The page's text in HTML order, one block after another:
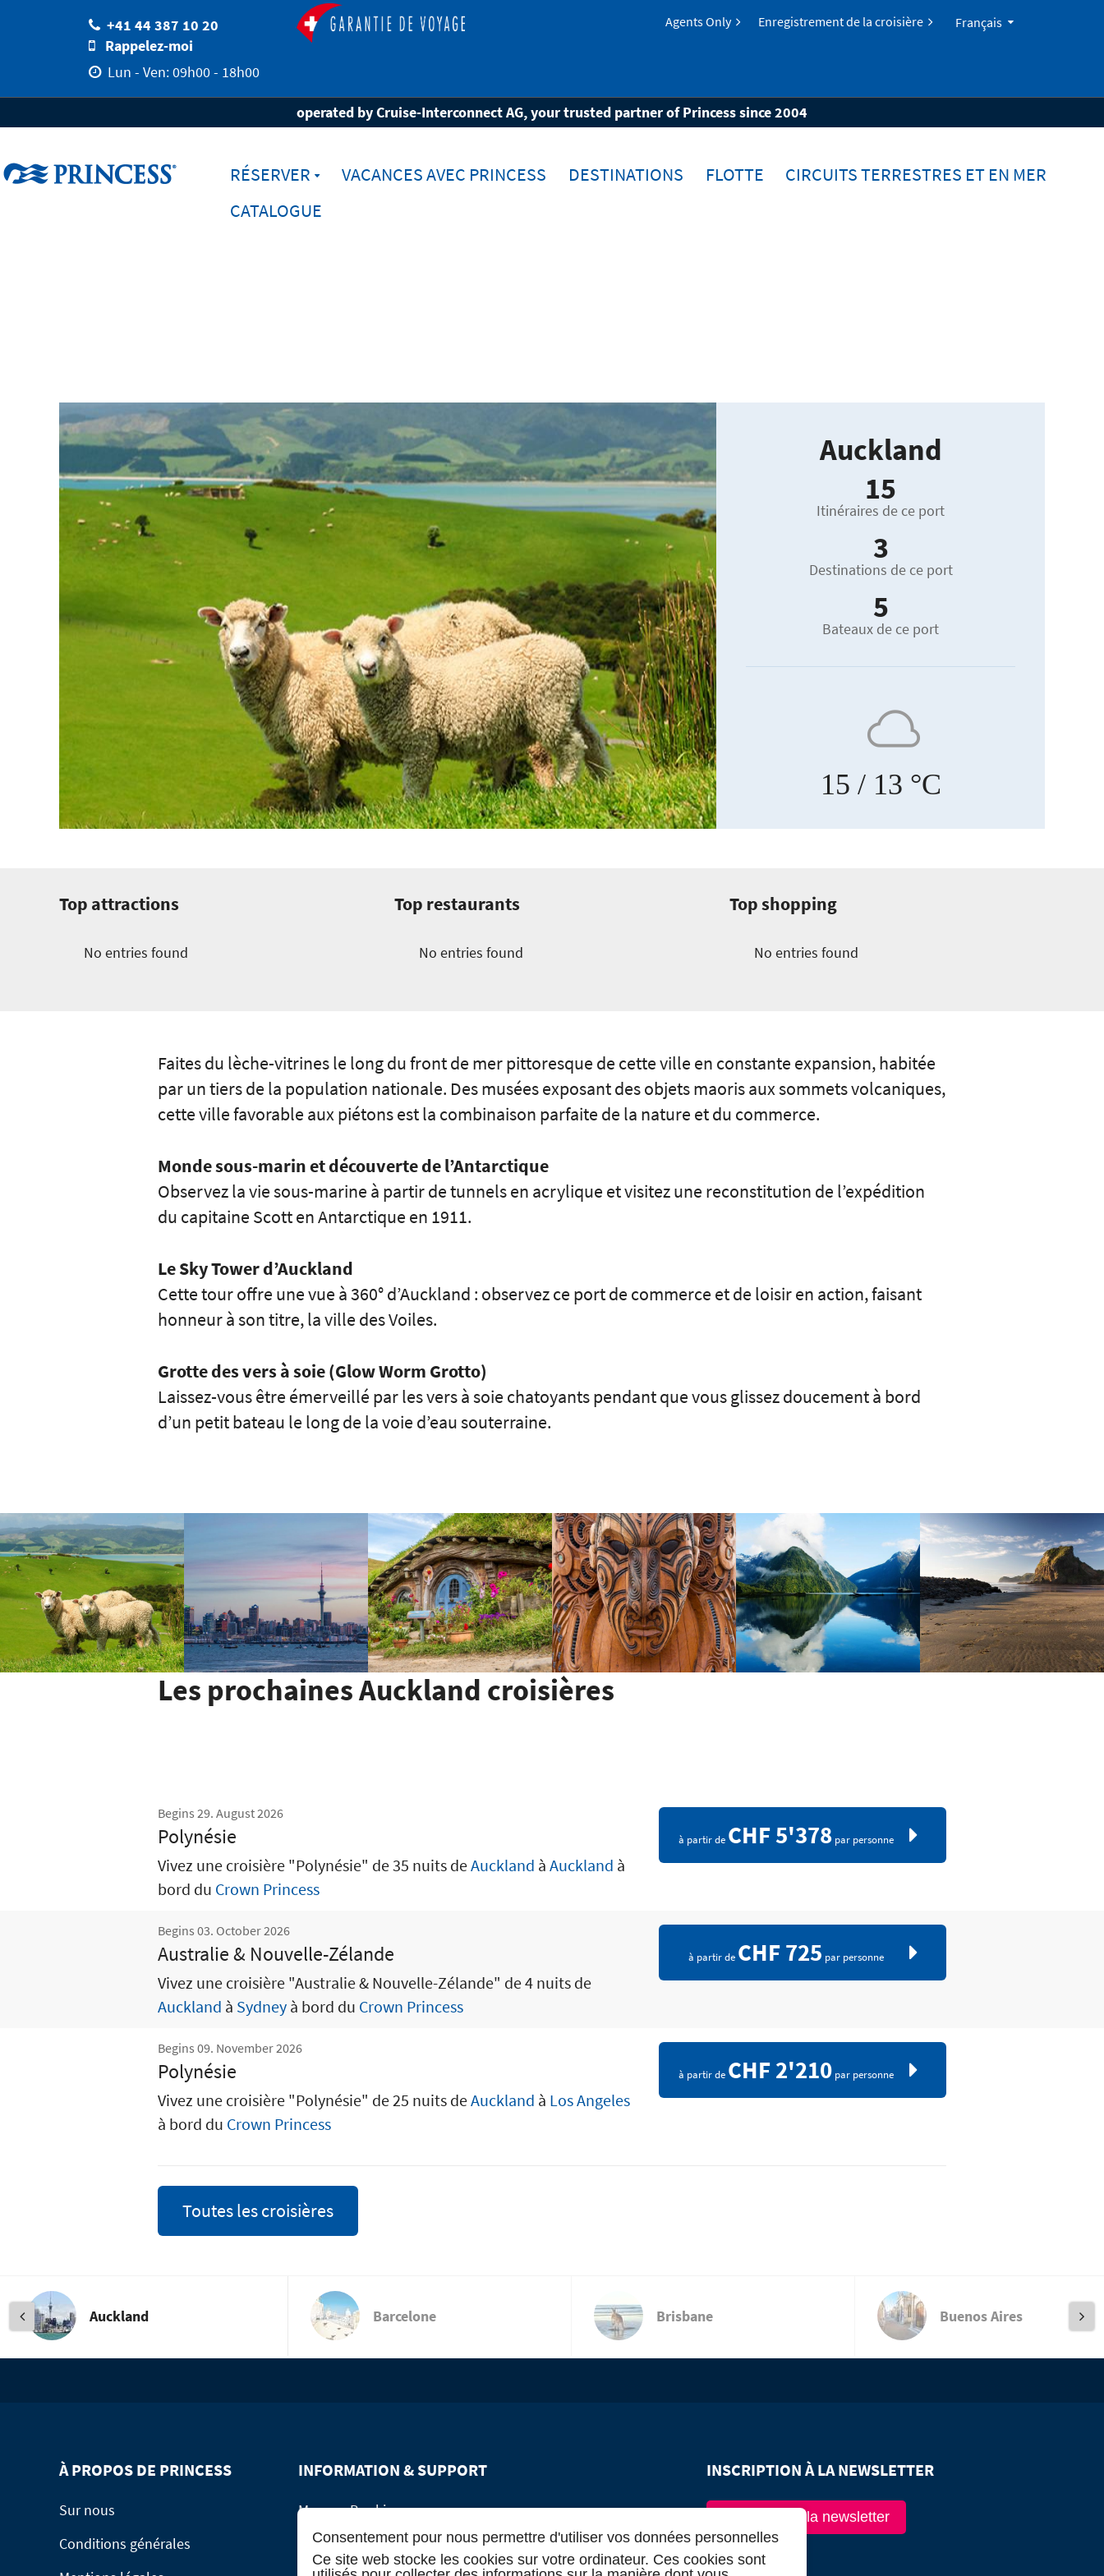
+41 44 387 10 20
Rappelez-moi
Lun - Ven: 09h00 - 18h00
Agents Only Enregistrement de la croisière Français
operated by Cruise-Interconnect AG, your trusted partner of Princess since 2004
RÉSERVER VACANCES AVEC PRINCESS DESTINATIONS FLOTTE
CIRCUITS TERRESTRES ET EN MER
CATALOGUE
Home Destinations Ports
Auckland
15
Itinéraires de ce port
3
Destinations de ce port
5
Bateaux de ce port
15 / 13 °C
Top attractions
No entries found
Top restaurants
No entries found
Top shopping
No entries found
Faites du lèche-vitrines le long du front de mer pittoresque de cette ville en constante expansion, habitée
par un tiers de la population nationale. Des musées exposant des objets maoris aux sommets volcaniques,
cette ville favorable aux piétons est la combinaison parfaite de la nature et du commerce.
Monde sous-marin et découverte de l’Antarctique
Observez la vie sous-marine à partir de tunnels en acrylique et visitez une reconstitution de l’expédition
du capitaine Scott en Antarctique en 1911.
Le Sky Tower d’Auckland
Cette tour offre une vue à 360° d’Auckland : observez ce port de commerce et de loisir en action, faisant
honneur à son titre, la ville des Voiles.
Grotte des vers à soie (Glow Worm Grotto)
Laissez-vous être émerveillé par les vers à soie chatoyants pendant que vous glissez doucement à bord
d’un petit bateau le long de la voie d’eau souterraine.
Les prochaines Auckland croisières
Begins 29. August 2026
Polynésie
Vivez une croisière "Polynésie" de 35 nuits deAuckland à Auckland à
bord du Crown Princess
à partir de CHF 5'378par personne
Begins 03. October 2026
Australie & Nouvelle-Zélande
Vivez une croisière "Australie & Nouvelle-Zélande" de 4 nuits de
Auckland à Sydney à bord du Crown Princess
à partir de CHF 725 par personne
Begins 09. November 2026
Polynésie
Vivez une croisière "Polynésie" de 25 nuits deAuckland à Los Angeles
à bord du Crown Princess
à partir de CHF 2'210par personne
Toutes les croisières
Auckland Barcelone Brisbane Buenos Aires
À PROPOS DE PRINCESS
Sur nous
Conditions générales
INFORMATION & SUPPORT
Manage Booking
Service de rappel
INSCRIPTION À LA NEWSLETTER
Inscription à la newsletter
Consentement pour nous permettre d'utiliser vos données personnelles
Ce site web stocke les cookies sur votre ordinateur. Ces cookies sont